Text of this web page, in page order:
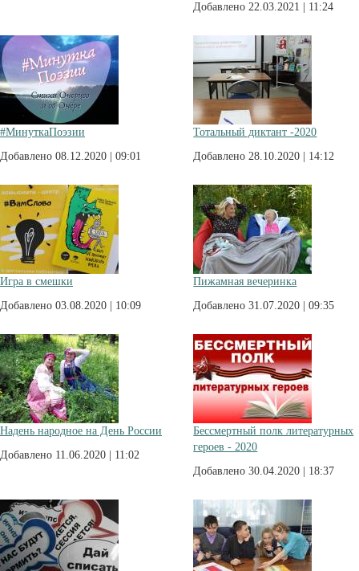
Добавлено 22.03.2021 | 11:24
#МинуткаПоэзии
Добавлено 08.12.2020 | 09:01
Тотальный диктант -2020
Добавлено 28.10.2020 | 14:12
Игра в смешки
Добавлено 03.08.2020 | 10:09
Пижамная вечеринка
Добавлено 31.07.2020 | 09:35
Надень народное на День России
Добавлено 11.06.2020 | 11:02
Бессмертный полк литературных
героев - 2020
Добавлено 30.04.2020 | 18:37